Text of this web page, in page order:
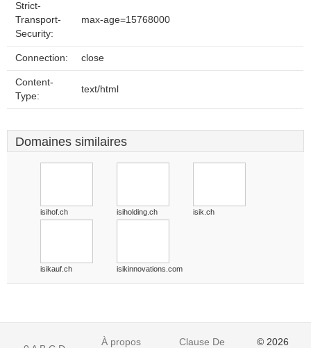
Strict-
Transport-
Security:
max-age=15768000
Connection: close
Content-
Type:
text/html
Domaines similaires
isihof.ch isiholding.ch isik.ch
isikauf.ch isikinnovations.com
À propos Clause De © 2026